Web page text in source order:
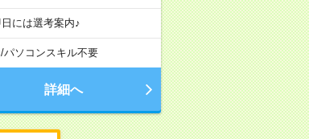
には選考案内♪
/パソコンスキル不要
詳細へ